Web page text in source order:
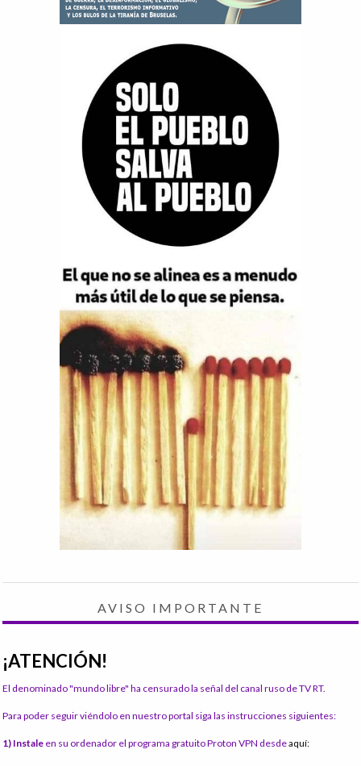
AVISO IMPORTANTE
¡ATENCIÓN!
El denominado "mundo libre" ha censurado la señal del canal ruso de TV RT.
Para poder seguir viéndolo en nuestro portal siga las instrucciones siguientes:
1) Instale en su ordenador el programa gratuito Proton VPN desdeaquí: